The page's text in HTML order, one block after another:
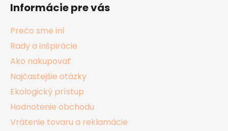
Informácie pre vás
Prečo sme iní
Rady a inšpirácie
Ako nakupovať
Najčastejšie otázky
Ekologický prístup
Hodnotenie obchodu
Vrátenie tovaru a reklamácie